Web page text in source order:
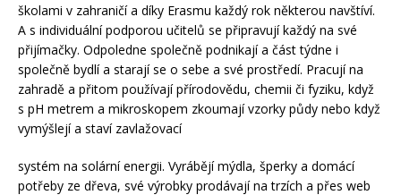
školami v zahraničí a díky Erasmu každý rok některou navštíví.
A s individuální podporou učitelů se připravují každý na své
přijímačky. Odpoledne společně podnikají a část týdne i
společně bydlí a starají se o sebe a své prostředí. Pracují na
zahradě a přitom používají přírodovědu, chemii či fyziku, když
s pH metrem a mikroskopem zkoumají vzorky půdy nebo když
vymýšlejí a staví zavlažovací
systém na solární energii. Vyrábějí mýdla, šperky a domácí
potřeby ze dřeva, své výrobky prodávají na trzích a přes web